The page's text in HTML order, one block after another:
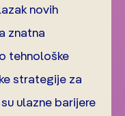
novih
znatna
tehnološke
strategije za
ulazne barijere